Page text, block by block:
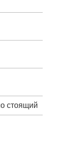
стоящий